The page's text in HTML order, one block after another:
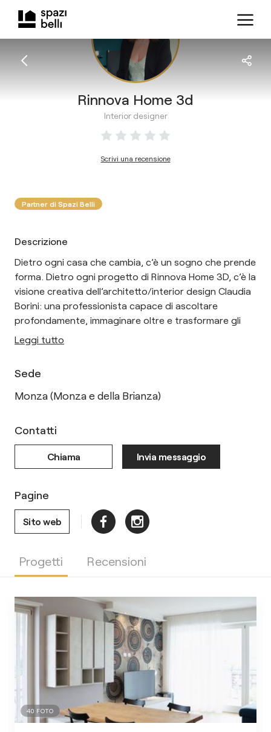
Rinnova Home 3d
Interior designer
Scrivi una recensione
Partner di Spazi Belli
Descrizione
Dietro ogni casa che cambia, c’è un sogno che prende
forma. Dietro ogni progetto di Rinnova Home 3D, c’è la
visione creativa dell’architetto/interior design Claudia
Borini: una professionista capace di ascoltare
profondamente, immaginare oltre e trasformare gli
Leggi tutto
Sede
Monza (Monza e della Brianza)
Pagine
Sito web
Contatti
Chiama Invia messaggio
Progetti Recensioni
40 FOTO